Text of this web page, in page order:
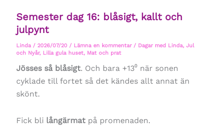
Semester dag 16: blåsigt, kallt och
julpynt
Linda / 2026/07/20 / Lämna en kommentar / Dagar med Linda, Jul
och Nyår, Lilla gula huset, Mat och prat
Jösses så blåsigt. Och bara +13⁰ när sonen
cyklade till fortet så det kändes allt annat än
skönt.
Fick bli långärmatpå promenaden.